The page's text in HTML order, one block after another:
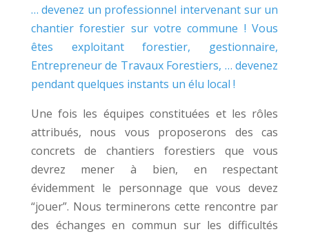
… devenez un professionnel intervenant sur un
chantier forestier sur votre commune ! Vous
êtes exploitant forestier, gestionnaire,
Entrepreneur de Travaux Forestiers, … devenez
pendant quelques instants un élu local !
Une fois les équipes constituées et les rôles
attribués, nous vous proposerons des cas
concrets de chantiers forestiers que vous
devrez mener à bien, en respectant
évidemment le personnage que vous devez
“jouer”. Nous terminerons cette rencontre par
des échanges en commun sur les difficultés